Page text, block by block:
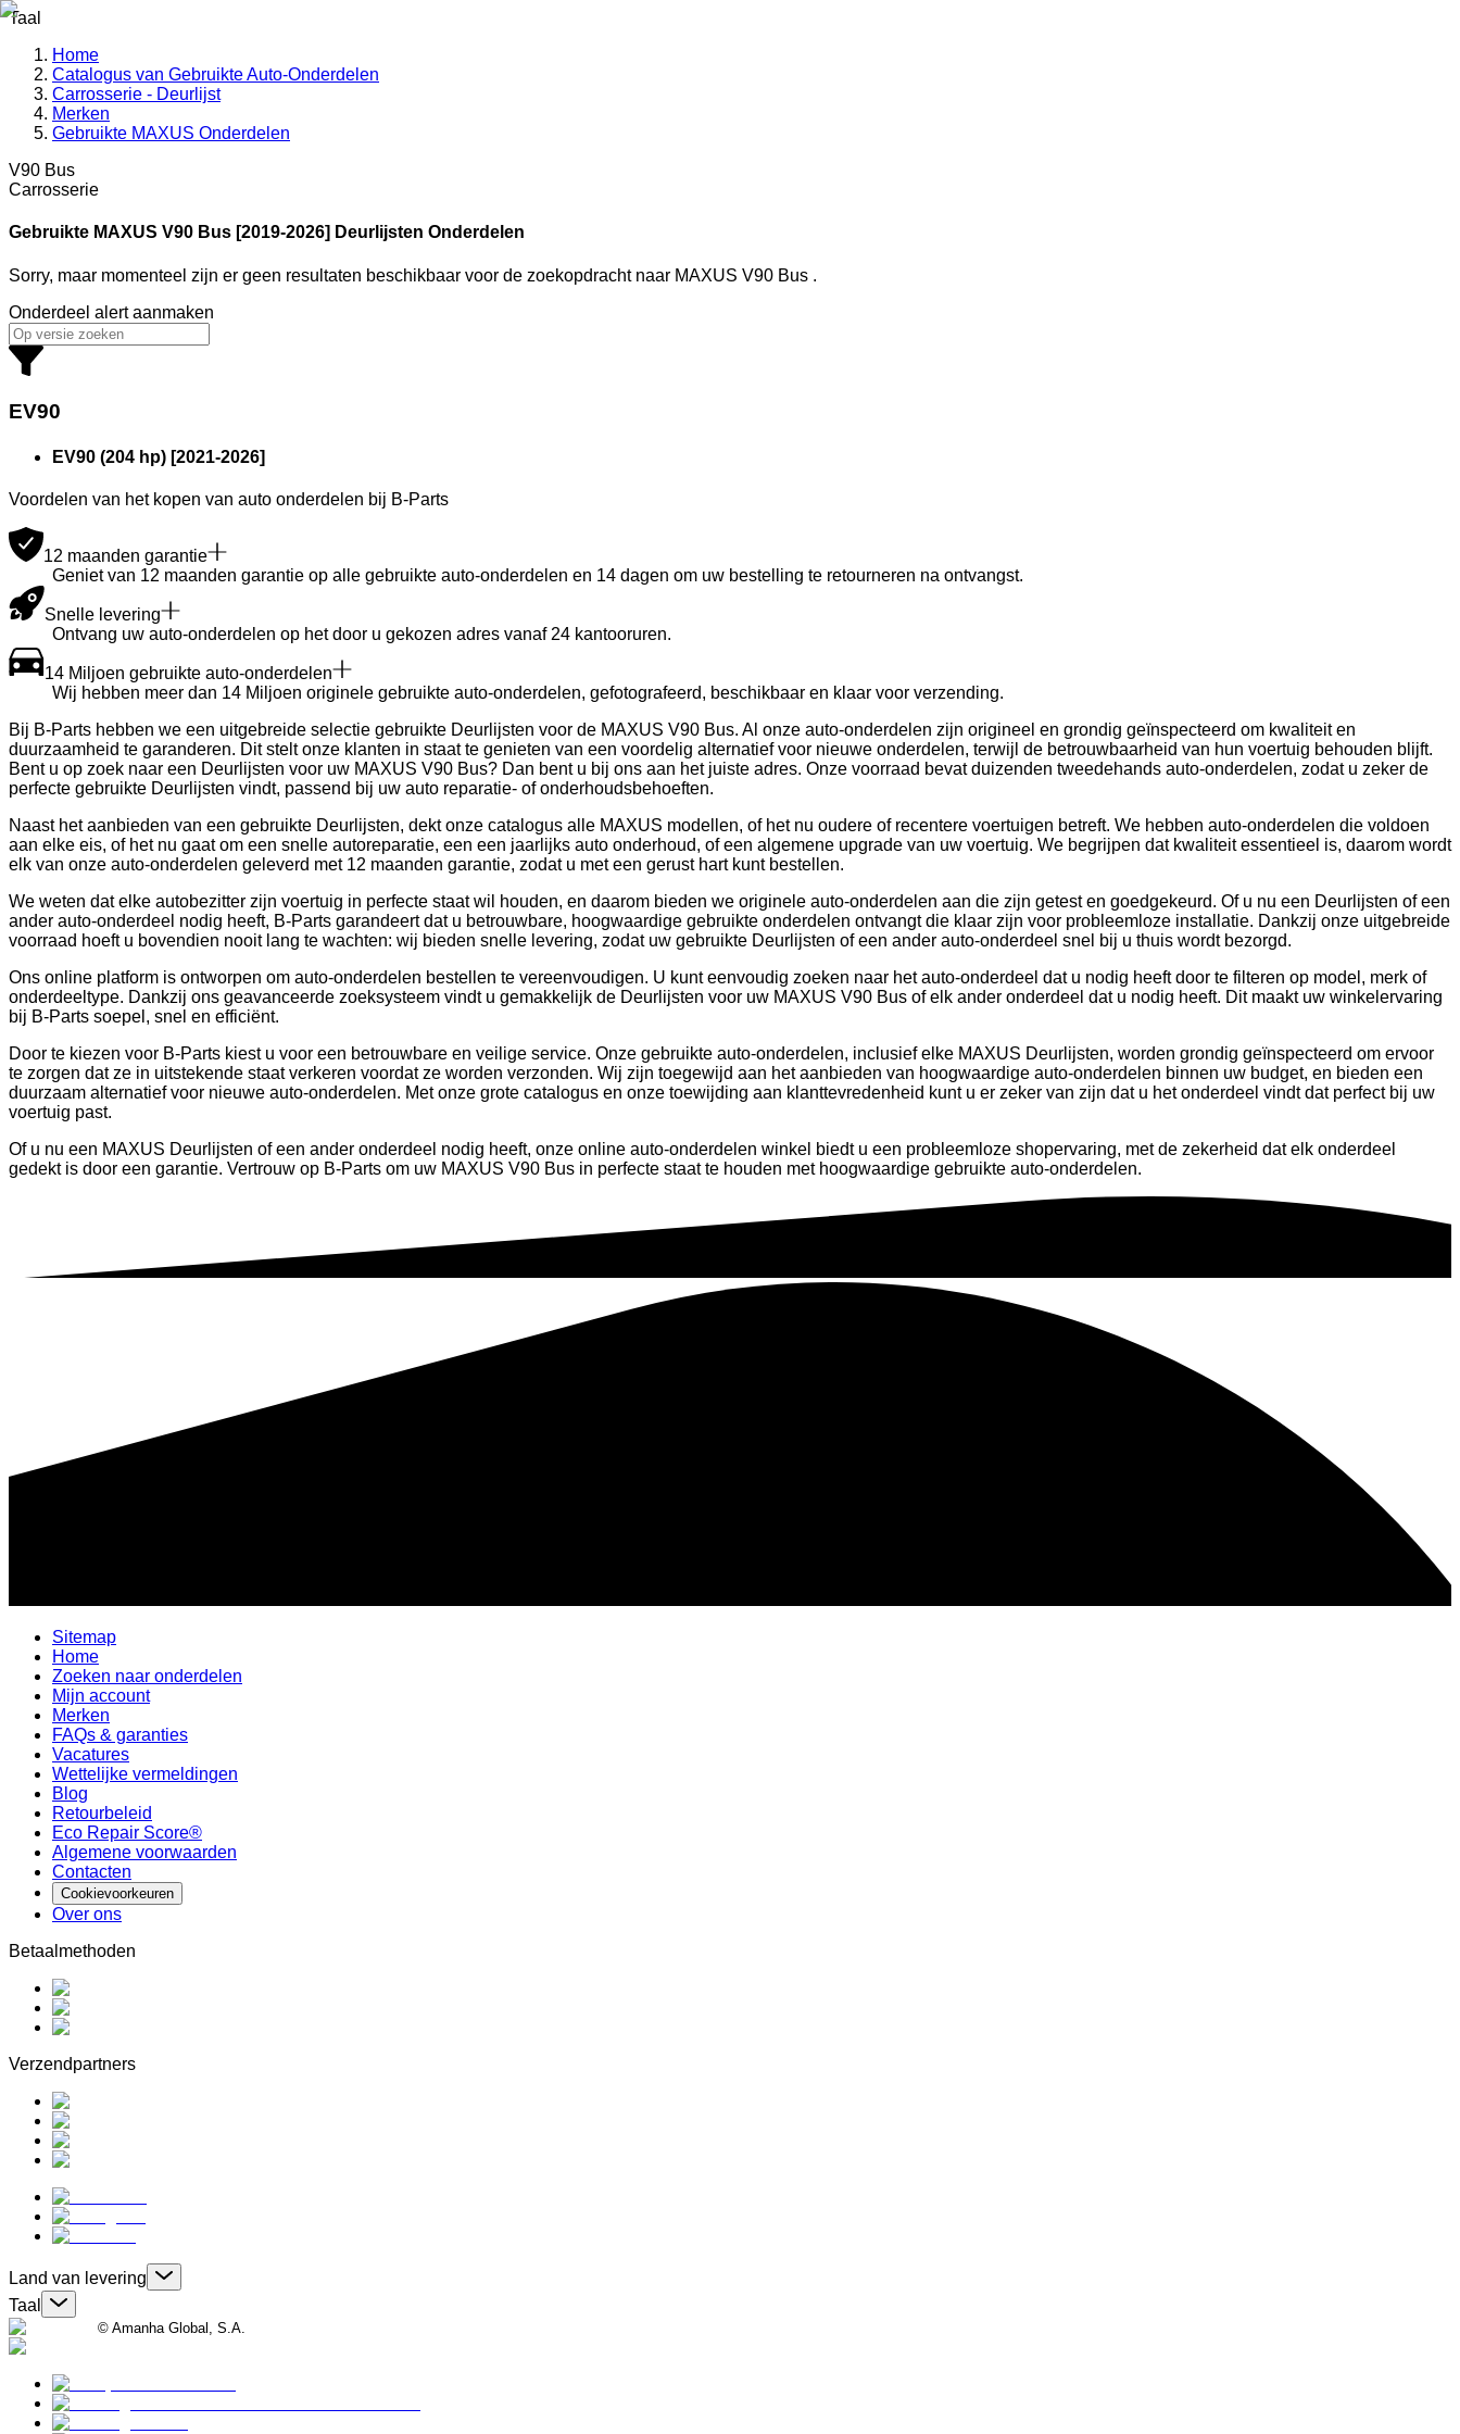
Taal
Home
Catalogus van Gebruikte Auto-Onderdelen
Carrosserie - Deurlijst
Merken
Gebruikte MAXUS Onderdelen
V90 Bus
Carrosserie
Gebruikte MAXUS V90 Bus [2019-2026] Deurlijsten Onderdelen
Sorry, maar momenteel zijn er geen resultaten beschikbaar voor de zoekopdracht naar MAXUS V90 Bus .
Onderdeel alert aanmaken
EV90
EV90 (204 hp) [2021-2026]
Voordelen van het kopen van auto onderdelen bij B-Parts
12 maanden garantie
Geniet van 12 maanden garantie op alle gebruikte auto-onderdelen en 14 dagen om uw bestelling te retourneren na ontvangst.
Snelle levering
Ontvang uw auto-onderdelen op het door u gekozen adres vanaf 24 kantooruren.
14 Miljoen gebruikte auto-onderdelen
Wij hebben meer dan 14 Miljoen originele gebruikte auto-onderdelen, gefotografeerd, beschikbaar en klaar voor verzending.
Bij B-Parts hebben we een uitgebreide selectie gebruikte Deurlijsten voor de MAXUS V90 Bus. Al onze auto-onderdelen zijn origineel en grondig geïnspecteerd om kwaliteit en
duurzaamheid te garanderen. Dit stelt onze klanten in staat te genieten van een voordelig alternatief voor nieuwe onderdelen, terwijl de betrouwbaarheid van hun voertuig behouden blijft.
Bent u op zoek naar een Deurlijsten voor uw MAXUS V90 Bus? Dan bent u bij ons aan het juiste adres. Onze voorraad bevat duizenden tweedehands auto-onderdelen, zodat u zeker de
perfecte gebruikte Deurlijsten vindt, passend bij uw auto reparatie- of onderhoudsbehoeften.
Naast het aanbieden van een gebruikte Deurlijsten, dekt onze catalogus alle MAXUS modellen, of het nu oudere of recentere voertuigen betreft. We hebben auto-onderdelen die voldoen
aan elke eis, of het nu gaat om een snelle autoreparatie, een een jaarlijks auto onderhoud, of een algemene upgrade van uw voertuig. We begrijpen dat kwaliteit essentieel is, daarom wordt
elk van onze auto-onderdelen geleverd met 12 maanden garantie, zodat u met een gerust hart kunt bestellen.
We weten dat elke autobezitter zijn voertuig in perfecte staat wil houden, en daarom bieden we originele auto-onderdelen aan die zijn getest en goedgekeurd. Of u nu een Deurlijsten of een
ander auto-onderdeel nodig heeft, B-Parts garandeert dat u betrouwbare, hoogwaardige gebruikte onderdelen ontvangt die klaar zijn voor probleemloze installatie. Dankzij onze uitgebreide
voorraad hoeft u bovendien nooit lang te wachten: wij bieden snelle levering, zodat uw gebruikte Deurlijsten of een ander auto-onderdeel snel bij u thuis wordt bezorgd.
Ons online platform is ontworpen om auto-onderdelen bestellen te vereenvoudigen. U kunt eenvoudig zoeken naar het auto-onderdeel dat u nodig heeft door te filteren op model, merk of
onderdeeltype. Dankzij ons geavanceerde zoeksysteem vindt u gemakkelijk de Deurlijsten voor uw MAXUS V90 Bus of elk ander onderdeel dat u nodig heeft. Dit maakt uw winkelervaring
bij B-Parts soepel, snel en efficiënt.
Door te kiezen voor B-Parts kiest u voor een betrouwbare en veilige service. Onze gebruikte auto-onderdelen, inclusief elke MAXUS Deurlijsten, worden grondig geïnspecteerd om ervoor
te zorgen dat ze in uitstekende staat verkeren voordat ze worden verzonden. Wij zijn toegewijd aan het aanbieden van hoogwaardige auto-onderdelen binnen uw budget, en bieden een
duurzaam alternatief voor nieuwe auto-onderdelen. Met onze grote catalogus en onze toewijding aan klanttevredenheid kunt u er zeker van zijn dat u het onderdeel vindt dat perfect bij uw
voertuig past.
Of u nu een MAXUS Deurlijsten of een ander onderdeel nodig heeft, onze online auto-onderdelen winkel biedt u een probleemloze shopervaring, met de zekerheid dat elk onderdeel
gedekt is door een garantie. Vertrouw op B-Parts om uw MAXUS V90 Bus in perfecte staat te houden met hoogwaardige gebruikte auto-onderdelen.
Sitemap
Home
Zoeken naar onderdelen
Mijn account
Merken
FAQs & garanties
Vacatures
Wettelijke vermeldingen
Blog
Retourbeleid
Eco Repair Score®
Algemene voorwaarden
Contacten
Cookievoorkeuren
Over ons
Betaalmethoden
Verzendpartners
Land van levering
Taal
© Amanha Global, S.A.